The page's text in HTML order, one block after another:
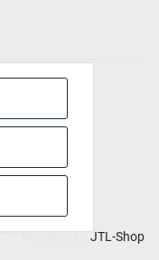
JTL-Shop